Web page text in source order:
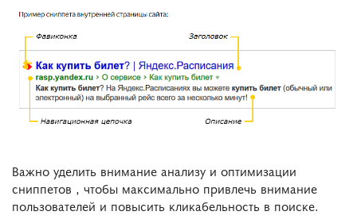
Важно уделить внимание анализу и оптимизации
сниппетов , чтобы максимально привлечь внимание
пользователей и повысить кликабельность в поиске.